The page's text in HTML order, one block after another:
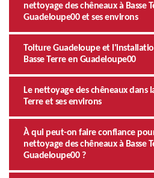
nettoyage des chêneaux à Basse
Guadeloupe00 et ses environs
Toiture Guadeloupe et
Basse Terre en Guadeloupe00
Le nettoyage des chêneaux dans
Terre et ses environs
À qui peut-on faire confiance
nettoyage des chêneaux à Basse
Guadeloupe00 ?